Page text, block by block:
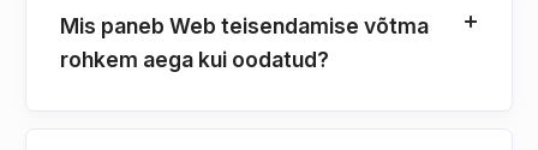
Mis paneb Web teisendamise võtma
rohkem aega kui oodatud?